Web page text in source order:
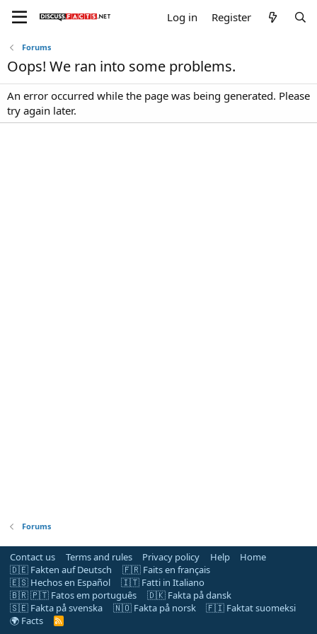
Log in Register
Forums
Oops! We ran into some problems.
An error occurred while the page was being generated. Please
try again later.
Forums
Contact us Terms and rules Privacy policy Help
Home
🇩🇪 Fakten auf Deutsch
🇫🇷 Faits en français
🇪🇸 Hechos en Español
🇮🇹 Fatti in Italiano
🇧🇷 🇵🇹 Fatos em português
🇩🇰 Fakta på dansk
🇸🇪 Fakta på svenska
🇳🇴 Fakta på norsk
🇫🇮 Faktat suomeksi
🌍 Facts
R